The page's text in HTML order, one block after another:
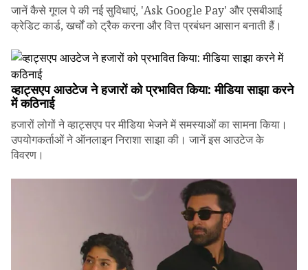
जानें कैसे गूगल पे की नई सुविधाएं, 'Ask Google Pay' और एसबीआई
क्रेडिट कार्ड, खर्चों को ट्रैक करना और वित्त प्रबंधन आसान बनाती हैं।
व्हाट्सएप आउटेज ने हजारों को प्रभावित किया: मीडिया साझा करने
में कठिनाई
हजारों लोगों ने व्हाट्सएप पर मीडिया भेजने में समस्याओं का सामना किया।
उपयोगकर्ताओं ने ऑनलाइन निराशा साझा की। जानें इस आउटेज के
विवरण।